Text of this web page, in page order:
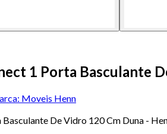
1 Porta Basculante
Moveis Henn
De Vidro 120 Cm Duna -